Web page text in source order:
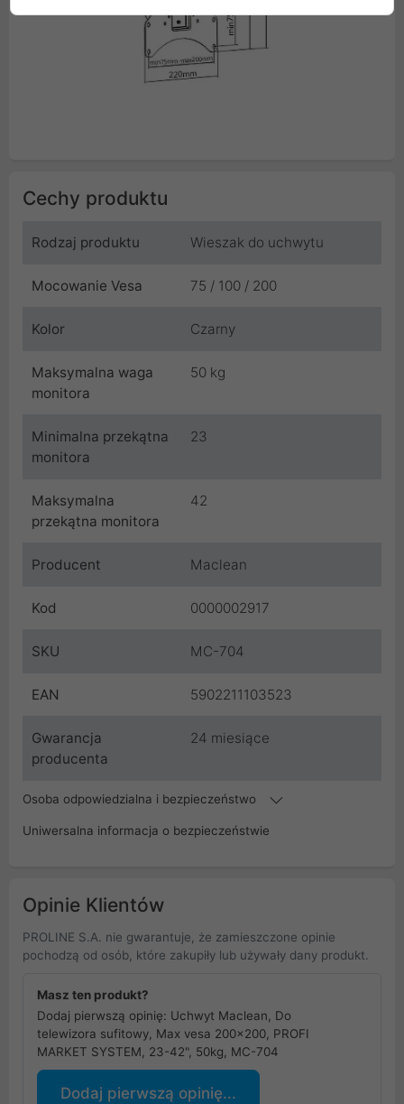
Cechy produktu
Rodzaj produktu Wieszak do uchwytu
Mocowanie Vesa 75 / 100 / 200
Kolor Czarny
Maksymalna waga
monitora
50 kg
Minimalna przekątna
monitora
23
Maksymalna
przekątna monitora
42
Producent Maclean
Kod 0000002917
SKU MC-704
EAN 5902211103523
Gwarancja
producenta
24 miesiące
Osoba odpowiedzialna i bezpieczeństwo
Uniwersalna informacja o bezpieczeństwie
Opinie Klientów
PROLINE S.A. nie gwarantuje, że zamieszczone opinie
pochodzą od osób, które zakupiły lub używały dany produkt.
Masz ten produkt?
Dodaj pierwszą opinię: Uchwyt Maclean, Do
telewizora sufitowy, Max vesa 200x200, PROFI
MARKET SYSTEM, 23-42", 50kg, MC-704
Dodaj pierwszą opinię...